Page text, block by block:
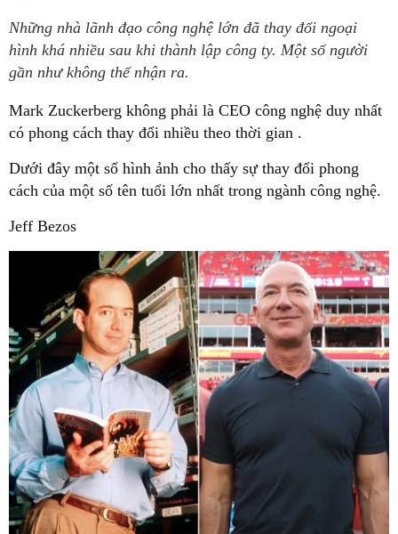
Những nhà lãnh đạo công nghệ lớn đã thay đổi ngoại
hình khá nhiều sau khi thành lập công ty. Một số người
gần như không thể nhận ra.
Mark Zuckerberg không phải là CEO công nghệ duy nhất
có phong cách thay đổi nhiều theo thời gian .
Dưới đây một số hình ảnh cho thấy sự thay đổi phong
cách của một số tên tuổi lớn nhất trong ngành công nghệ.
Jeff Bezos